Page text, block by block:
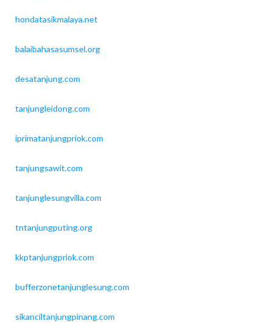
hondatasikmalaya.net
balaibahasasumsel.org
desatanjung.com
tanjungleidong.com
iprimatanjungpriok.com
tanjungsawit.com
tanjunglesungvilla.com
tntanjungputing.org
kkptanjungpriok.com
bufferzonetanjunglesung.com
sikanciltanjungpinang.com